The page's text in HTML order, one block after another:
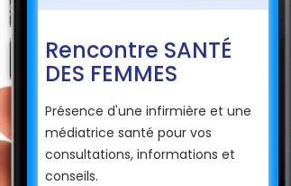
Rencontre SANTÉ
DES FEMMES
Présence d'une infirmière et une
médiatrice santé pour vos
consultations, informations et
conseils.